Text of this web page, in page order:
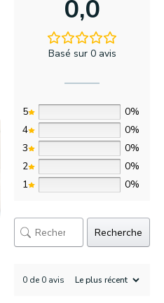
0,0
Basé sur 0 avis
5
0%
4
0%
3
0%
2
0%
1
0%
Recherche
0 de 0 avis